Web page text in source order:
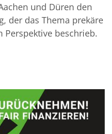
und Düren den
der das Thema prekäre
Perspektive beschrieb.